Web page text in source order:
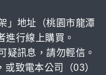
」地址（桃園市龍潭
進行線上購買。
疑訊息，請勿輕信。
致電本公司（03）